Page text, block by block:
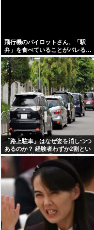
飛行機のパイロットさん、「駅
弁」を食べていることがバレる…
「路上駐車」はなぜ姿を消しつつ
あるのか？ 経験者わずか2割とい
う衝撃!「昔は普通だった光景」が
変わり始めた理由とは